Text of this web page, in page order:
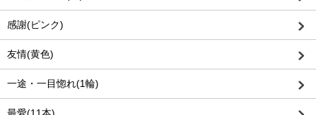
感謝(ピンク)
友情(黄色)
一途・一目惚れ(1輪)